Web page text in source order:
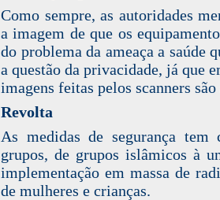
Como sempre, as autoridades
a imagem de que os
do problema da ameaça a saúde
a questão da privacidade, já que
imagens feitas pelos scanners são
Revolta
As medidas de segurança
grupos, de grupos islâmicos à
implementação em massa de
de mulheres e crianças.